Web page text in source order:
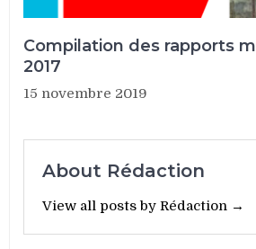
Compilation des rapports
2017
15 novembre 2019
About Rédaction
View all posts by Rédaction →